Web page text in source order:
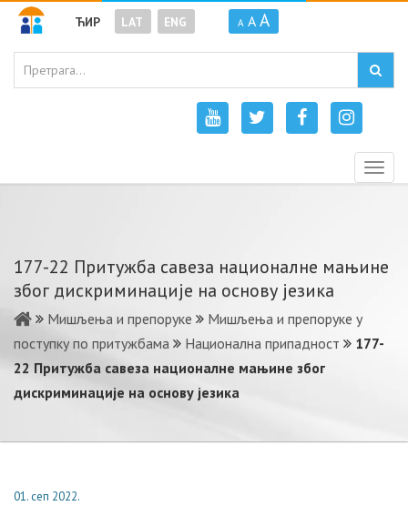
ЋИР LAT ENG A A A
177-22 Притужба савеза националне мањине
због дискриминације на основу језика
Мишљења и препоруке
Мишљења и препоруке у
поступку по притужбама
Национална припадност
177-
22 Притужба савеза националне мањине због
дискриминације на основу језика
01. сеп 2022.